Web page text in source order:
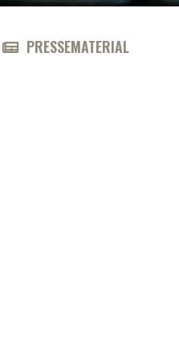
PRESSEMATERIAL